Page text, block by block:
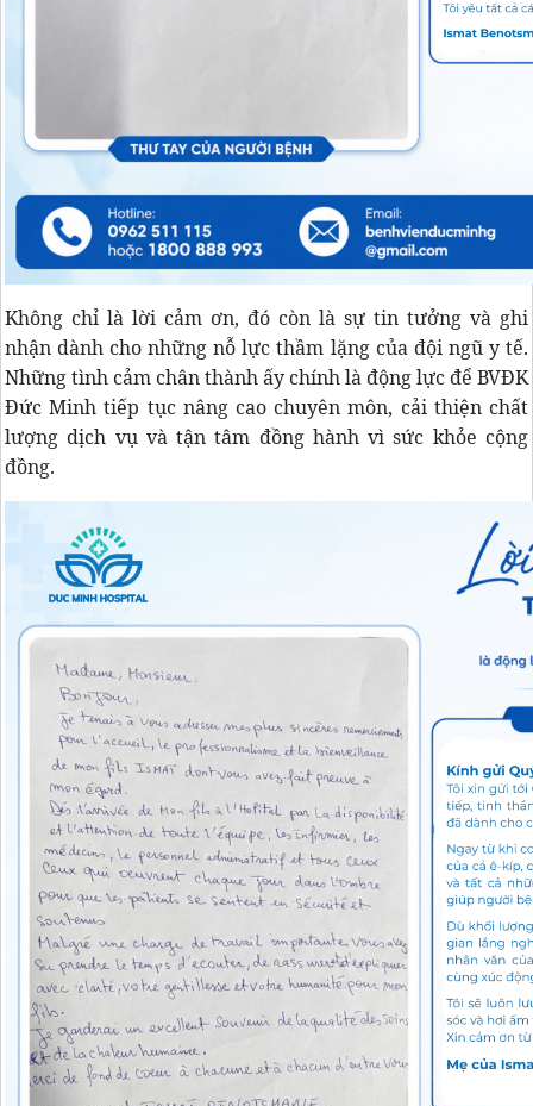
Không chỉ là lời cảm ơn, đó còn là sự tin tưởng và ghi
nhận dành cho những nỗ lực thầm lặng của đội ngũ y tế.
Những tình cảm chân thành ấy chính là động lực để BVĐK
Đức Minh tiếp tục nâng cao chuyên môn, cải thiện chất
lượng dịch vụ và tận tâm đồng hành vì sức khỏe cộng
đồng.